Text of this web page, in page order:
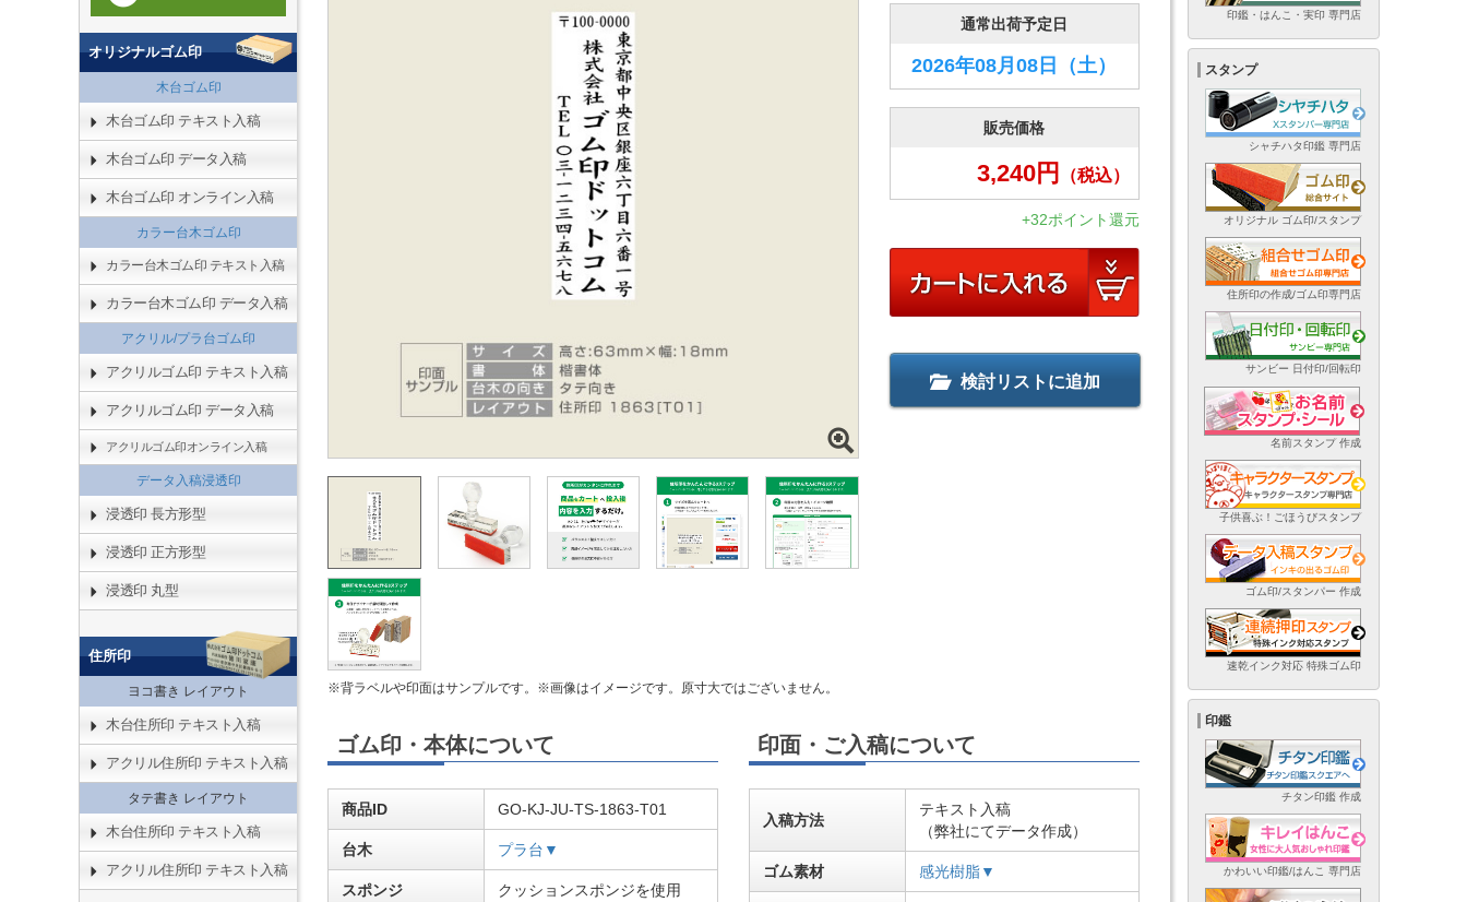
※背ラベルや印面はサンプルです。※画像はイメージです。原寸大ではございません。
通常出荷予定日
2026年08月08日 （土）
販売価格
3,240円 （税込）
+32ポイント還元
検討リストに追加
ゴム印・本体について
商品ID GO-KJ-JU-TS-1863-T01
台木 プラ台▼
スポンジ クッションスポンジを使用
印面・ご入稿について
入稿方法
テキスト入稿
（弊社にてデータ作成）
ゴム素材 感光樹脂▼
オリジナルゴム印
木台ゴム印
木台ゴム印 テキスト入稿
木台ゴム印 データ入稿
木台ゴム印 オンライン入稿
カラー台木ゴム印
カラー台木ゴム印 テキスト入稿
カラー台木ゴム印 データ入稿
アクリル/プラ台ゴム印
アクリルゴム印 テキスト入稿
アクリルゴム印 データ入稿
アクリルゴム印オンライン入稿
データ入稿浸透印
浸透印 長方形型
浸透印 正方形型
浸透印 丸型
住所印
ヨコ書き レイアウト
木台住所印 テキスト入稿
アクリル住所印 テキスト入稿
タテ書き レイアウト
木台住所印 テキスト入稿
アクリル住所印 テキスト入稿
印鑑・はんこ・実印 専門店
スタンプ
シャチハタ印鑑 専門店
オリジナル ゴム印/スタンプ
住所印の作成/ゴム印専門店
サンビー 日付印/回転印
名前スタンプ 作成
子供喜ぶ！ごほうびスタンプ
ゴム印/スタンパー 作成
速乾インク対応 特殊ゴム印
印鑑
チタン印鑑 作成
かわいい印鑑/はんこ 専門店